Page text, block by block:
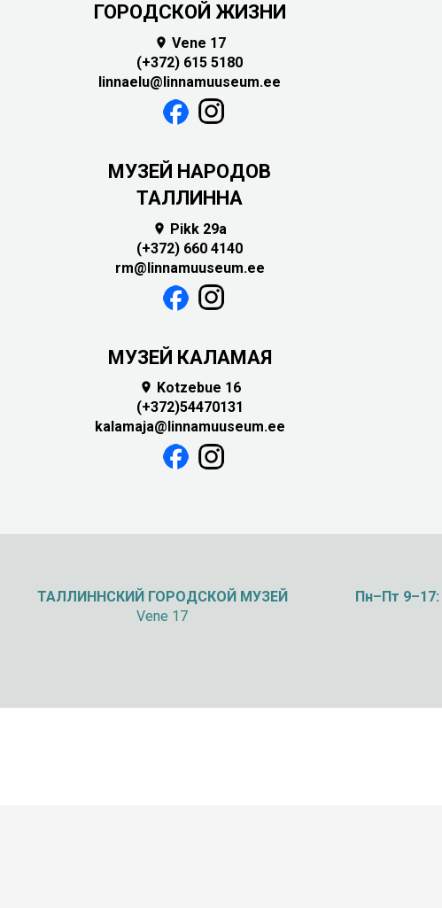
ГОРОДСКОЙ ЖИЗНИ
 Vene 17
(+372) 615 5180
linnaelu@linnamuuseum.ee
MУЗЕЙ НАРОДОВ
ТАЛЛИННА
 Pikk 29a
(+372) 660 4140
rm@linnamuuseum.ee
МУЗЕЙ КАЛАМАЯ

Kotzebue 16
(+372)54470131
kalamaja@linnamuuseum.ee
ТАЛЛИННСКИЙ ГОРОДСКОЙ МУЗЕЙ
Vene 17
Пн–Пт 9–17: